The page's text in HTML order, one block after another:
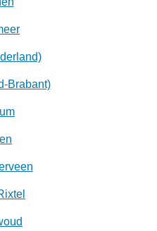
Brabant)